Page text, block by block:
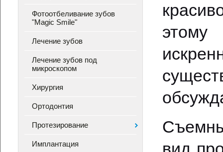
Фотоотбеливание зубов
"Magic Smile"
Лечение зубов
Лечение зубов под
микроскопом
Хирургия
Ортодонтия
Протезирование
Имплантация